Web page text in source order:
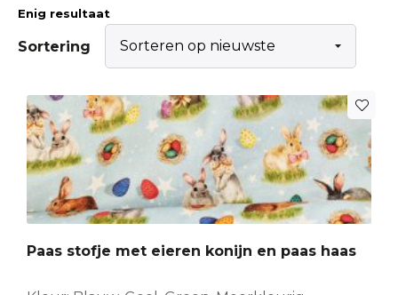
Enig resultaat
Sortering
Paas stofje met eieren konijn en paas haas